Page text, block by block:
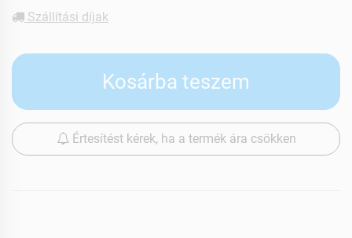
Szállítási díjak
Kosárba teszem
Értesítést kérek, ha a termék ára csökken